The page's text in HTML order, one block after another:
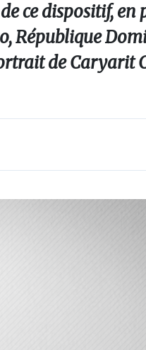
ce dispositif,
République
de Caryarit